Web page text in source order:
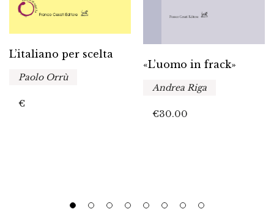
L’italiano per scelta
Paolo Orrù
€
«L’uomo in frack»
Andrea Riga
€30.00